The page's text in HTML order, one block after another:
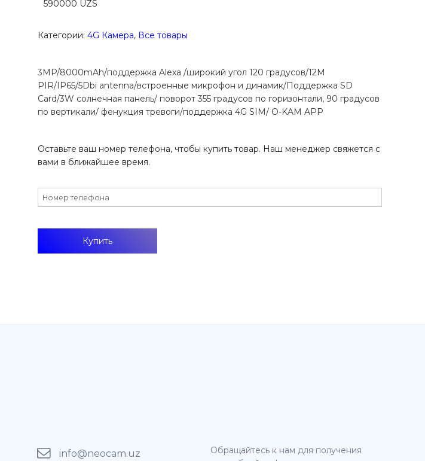
590000 UZS
Категории: 4G Камера, Все товары
3MP/8000mAh/поддержка Alexa /широкий угол 120 градусов/12M
PIR/IP65/5Dbi antenna/встроенные микрофон и динамик/Поддержка SD
Card/3W солнечная панель/ поворот 355 градусов по горизонтали, 90 градусов
по вертикали/ фенукция тревоги/поддержка 4G SIM/ O-KAM APP
Оставьте ваш номер телефона, чтобы купить товар. Наш менеджер свяжется с
вами в ближайшее время.
info@neocam.uz
Обращайтесь к нам для получения